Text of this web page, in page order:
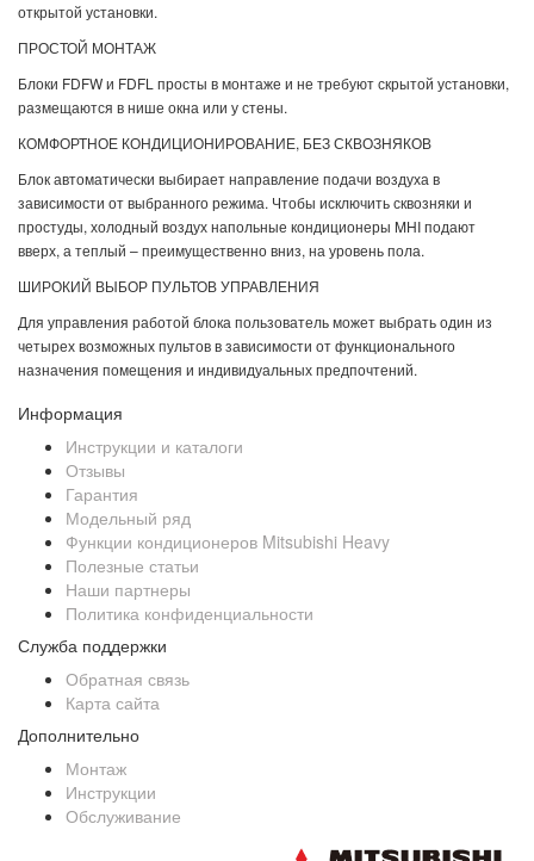
открытой установки.
ПРОСТОЙ МОНТАЖ
Блоки FDFW и FDFL просты в монтаже и не требуют скрытой установки,
размещаются в нише окна или у стены.
КОМФОРТНОЕ КОНДИЦИОНИРОВАНИЕ, БЕЗ СКВОЗНЯКОВ
Блок автоматически выбирает направление подачи воздуха в
зависимости от выбранного режима. Чтобы исключить сквозняки и
простуды, холодный воздух напольные кондиционеры MHI подают
вверх, а теплый – преимущественно вниз, на уровень пола.
ШИРОКИЙ ВЫБОР ПУЛЬТОВ УПРАВЛЕНИЯ
Для управления работой блока пользователь может выбрать один из
четырех возможных пультов в зависимости от функционального
назначения помещения и индивидуальных предпочтений.
Информация
Инструкции и каталоги
Отзывы
Гарантия
Модельный ряд
Функции кондиционеров Mitsubishi Heavy
Полезные статьи
Наши партнеры
Политика конфиденциальности
Служба поддержки
Обратная связь
Карта сайта
Дополнительно
Монтаж
Инструкции
Обслуживание